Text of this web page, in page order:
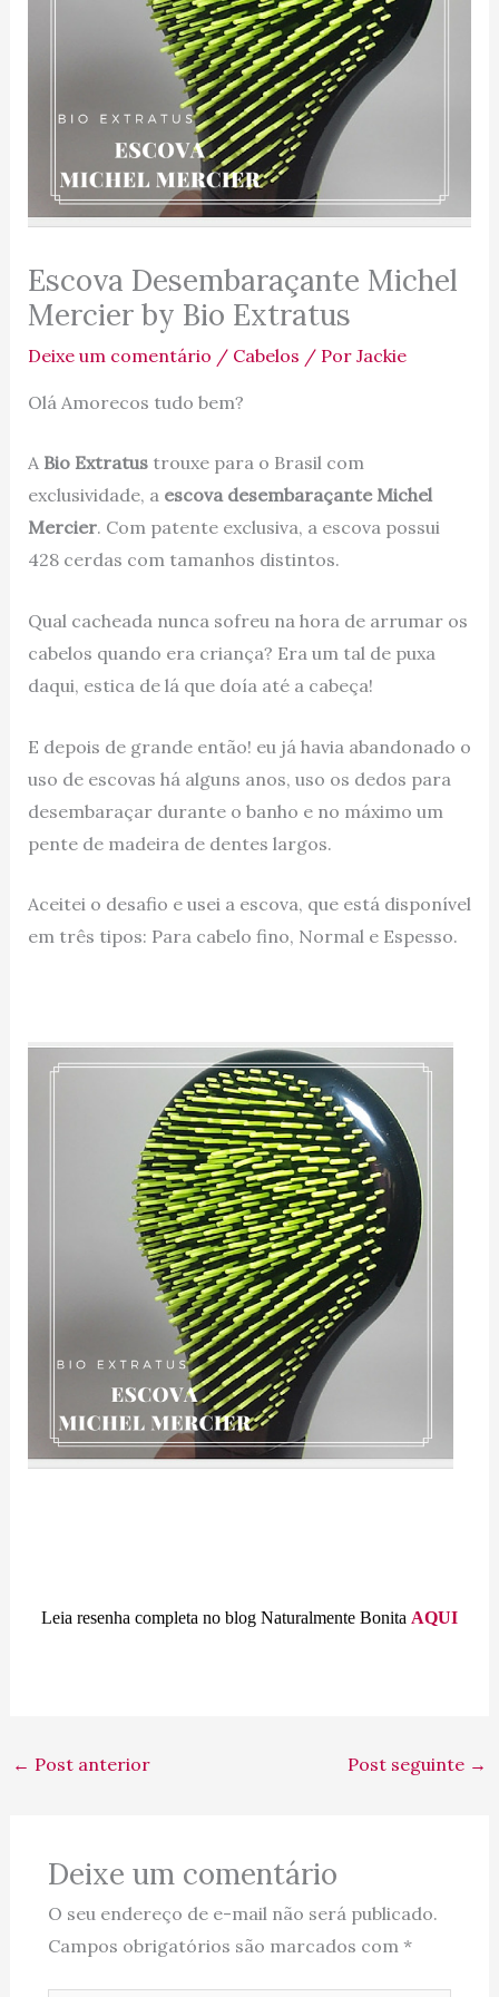
Escova Desembaraçante Michel
Mercier by Bio Extratus
Deixe um comentário / Cabelos / Por Jackie
Olá Amorecos tudo bem?
A Bio Extratustrouxe para o Brasil com
exclusividade, a escova desembaraçante Michel
Mercier. Com patente exclusiva, a escova possui
428 cerdas com tamanhos distintos.
Qual cacheada nunca sofreu na hora de arrumar os
cabelos quando era criança? Era um tal de puxa
daqui, estica de lá que doía até a cabeça!
E depois de grande então! eu já havia abandonado o
uso de escovas há alguns anos, uso os dedos para
desembaraçar durante o banho e no máximo um
pente de madeira de dentes largos.
Aceitei o desafio e usei a escova, que está disponível
em três tipos: Para cabelo fino, Normal e Espesso.
Leia resenha completa no blog Naturalmente Bonita AQUI
← Post anterior Post seguinte →
Deixe um comentário
O seu endereço de e-mail não será publicado.
Campos obrigatórios são marcados com *